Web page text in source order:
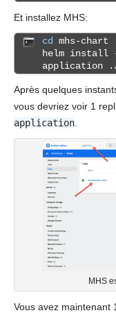
Et installez MHS:
cd
mhs-chart
helm install --
application ./
Après quelques
vous devriez voir 1
application
MHS
Vous avez maintenant